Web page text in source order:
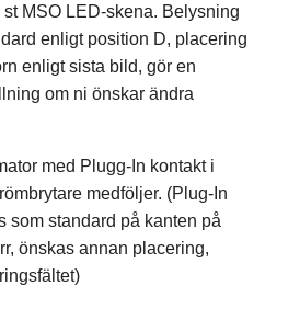
MSO LED-skena. Belysning
enligt position D, placering
enligt sista bild, gör en
om ni önskar ändra
med Plugg-In kontakt i
medföljer. (Plug-In
som standard på kanten på
önskas annan placering,